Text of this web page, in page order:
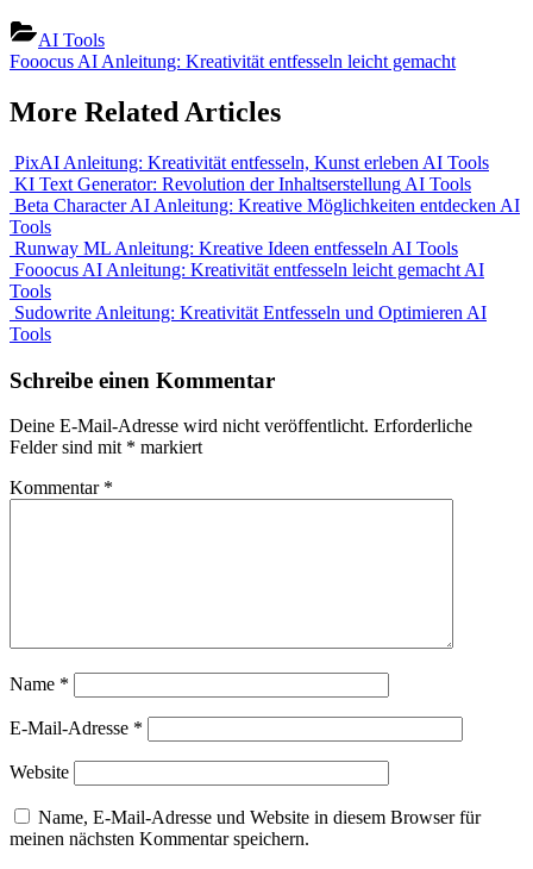
AI Tools
Beitragsnavigation
Previous
Fooocus AI Anleitung: Kreativität entfesseln leicht gemacht
More Related Articles
PixAI Anleitung: Kreativität entfesseln, Kunst erleben AI Tools
KI Text Generator: Revolution der Inhaltserstellung AI Tools
Beta Character AI Anleitung: Kreative Möglichkeiten entdecken AI
Tools
Runway ML Anleitung: Kreative Ideen entfesseln AI Tools
Fooocus AI Anleitung: Kreativität entfesseln leicht gemacht AI
Tools
Sudowrite Anleitung: Kreativität Entfesseln und Optimieren AI
Tools
Schreibe einen Kommentar
Deine E-Mail-Adresse wird nicht veröffentlicht. Erforderliche
Felder sind mit * markiert
Kommentar *
Name *
E-Mail-Adresse *
Website
Name, E-Mail-Adresse und Website in diesem Browser für
meinen nächsten Kommentar speichern.